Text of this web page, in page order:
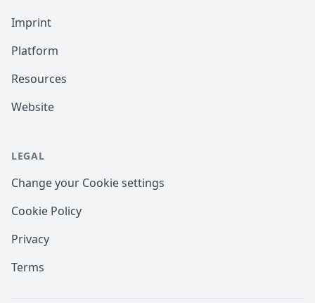
Imprint
Platform
Resources
Website
LEGAL
Change your Cookie settings
Cookie Policy
Privacy
Terms